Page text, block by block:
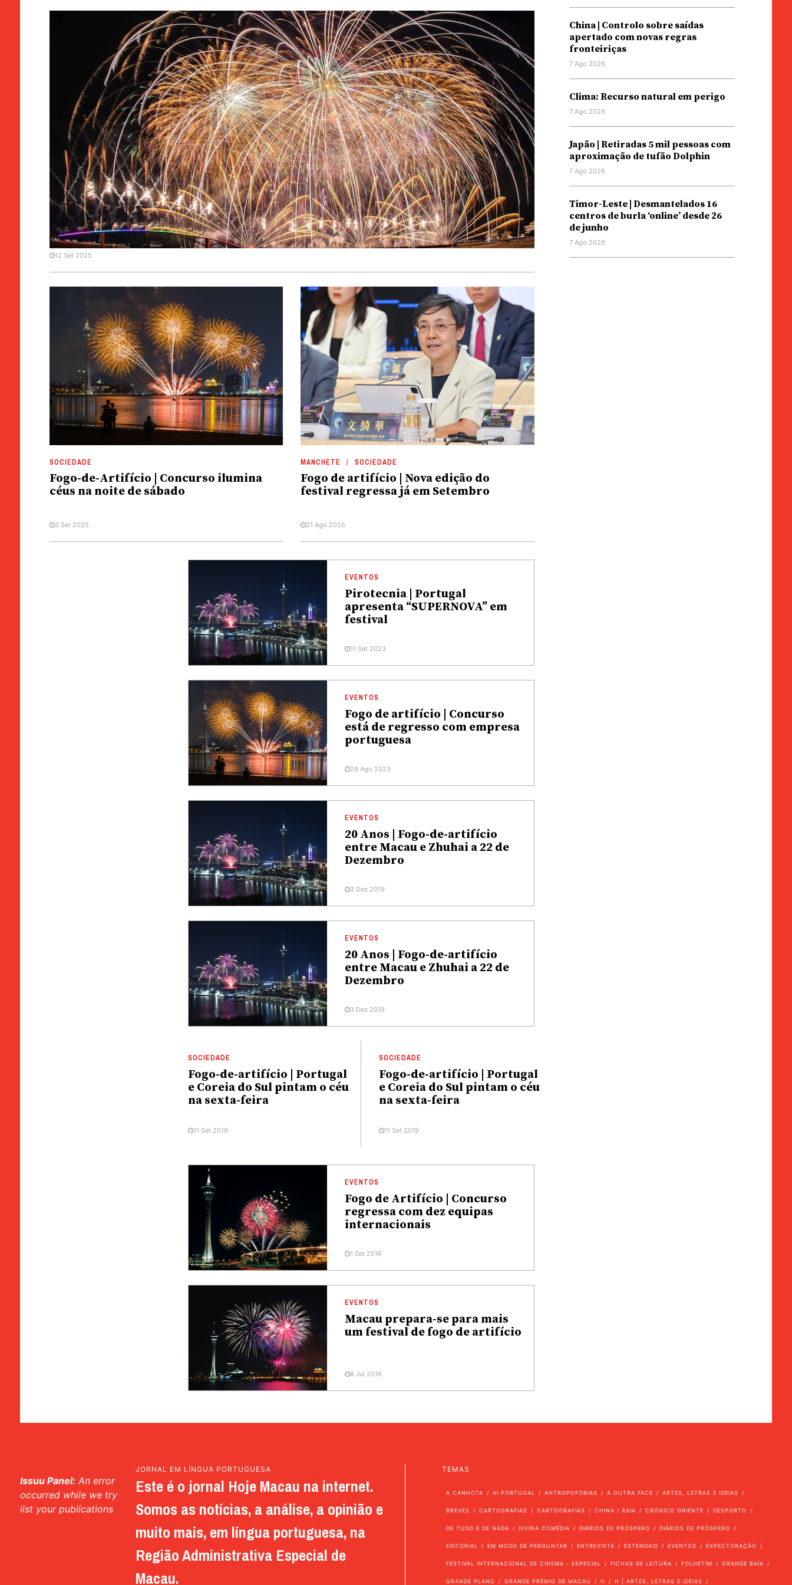
EVENTOS
Fogo de artifício | Equipas da Áustria e Coreia do Sul
actuam amanhã
12 Set 2025
SOCIEDADE
Fogo-de-Artifício | Concurso ilumina
céus na noite de sábado
3 Set 2025
MANCHETE SOCIEDADE
Fogo de artifício | Nova edição do
festival regressa já em Setembro
21 Ago 2025
EVENTOS
Pirotecnia | Portugal
apresenta “SUPERNOVA” em
festival
11 Set 2023
EVENTOS
Fogo de artifício | Concurso
está de regresso com empresa
portuguesa
28 Ago 2023
EVENTOS
20 Anos | Fogo-de-artifício
entre Macau e Zhuhai a 22 de
Dezembro
3 Dez 2019
EVENTOS
20 Anos | Fogo-de-artifício
entre Macau e Zhuhai a 22 de
Dezembro
3 Dez 2019
SOCIEDADE
Fogo-de-artifício | Portugal
e Coreia do Sul pintam o céu
na sexta-feira
11 Set 2019
SOCIEDADE
Fogo-de-artifício | Portugal
e Coreia do Sul pintam o céu
na sexta-feira
11 Set 2019
EVENTOS
Fogo de Artifício | Concurso
regressa com dez equipas
internacionais
1 Set 2016
EVENTOS
Macau prepara-se para mais
um festival de fogo de artifício
8 Jul 2016
China | Controlo sobre saídas
apertado com novas regras
fronteiriças
7 Ago 2026
Clima: Recurso natural em perigo
7 Ago 2026
Japão | Retiradas 5 mil pessoas com
aproximação de tufão Dolphin
7 Ago 2026
Timor-Leste | Desmantelados 16
centros de burla ‘online’ desde 26
de junho
7 Ago 2026
Issuu Panel: An error
occurred while we try
list your publications
JORNAL EM LÍNGUA PORTUGUESA
Este é o jornal Hoje Macau na internet.
Somos as notícias, a análise, a opinião e
muito mais, em língua portuguesa, na
Região Administrativa Especial de
Macau.
TEMAS
A CANHOTA AI PORTUGAL ANTROPOFOBIAS A OUTRA FACE ARTES, LETRAS E IDEIAS
BREVES CARTOGRAFIAS CARTOGRAFIAS CHINA / ÁSIA CRÓNICO ORIENTE DESPORTO
DE TUDO E DE NADA DIVINA COMÉDIA DIÁRIOS DE PRÓSPERO DIÁRIOS DE PRÓSPERO
EDITORIAL EM MODO DE PERGUNTAR ENTREVISTA ESTENDAIS EVENTOS EXPECTORAÇÃO
FESTIVAL INTERNACIONAL DE CINEMA - ESPECIAL FICHAS DE LEITURA FOLHETIM GRANDE BAÍA
GRANDE PLANO GRANDE PRÉMIO DE MACAU H H | ARTES, LETRAS E IDEIAS